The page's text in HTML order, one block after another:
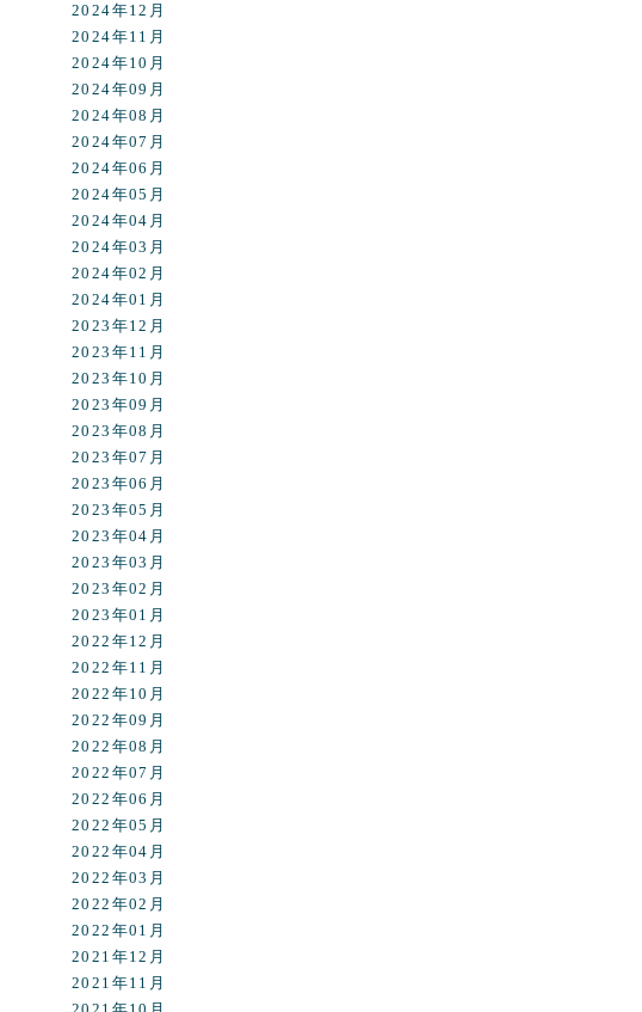
2024年12月
2024年11月
2024年10月
2024年09月
2024年08月
2024年07月
2024年06月
2024年05月
2024年04月
2024年03月
2024年02月
2024年01月
2023年12月
2023年11月
2023年10月
2023年09月
2023年08月
2023年07月
2023年06月
2023年05月
2023年04月
2023年03月
2023年02月
2023年01月
2022年12月
2022年11月
2022年10月
2022年09月
2022年08月
2022年07月
2022年06月
2022年05月
2022年04月
2022年03月
2022年02月
2022年01月
2021年12月
2021年11月